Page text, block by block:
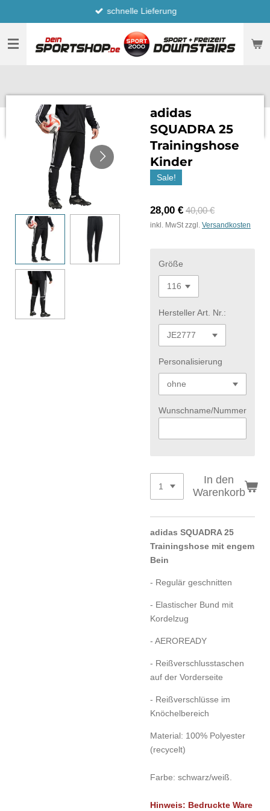
Hauptinhalt
springen
schnelle Lieferung
adidas
SQUADRA 25
Trainingshose
Kinder
Sale!
28,00 € 40,00 €
inkl. MwSt zzgl. Versandkosten
Größe
Hersteller Art. Nr.:
Personalisierung
Wunschname/Nummer
In den
Warenkorb
adidas SQUADRA 25
Trainingshose mit engem
Bein
- Regulär geschnitten
- Elastischer Bund mit
Kordelzug
- AEROREADY
- Reißverschlusstaschen
auf der Vorderseite
- Reißverschlüsse im
Knöchelbereich
Material: 100% Polyester
(recycelt)
Farbe: schwarz/weiß.
Hinweis: Bedruckte Ware